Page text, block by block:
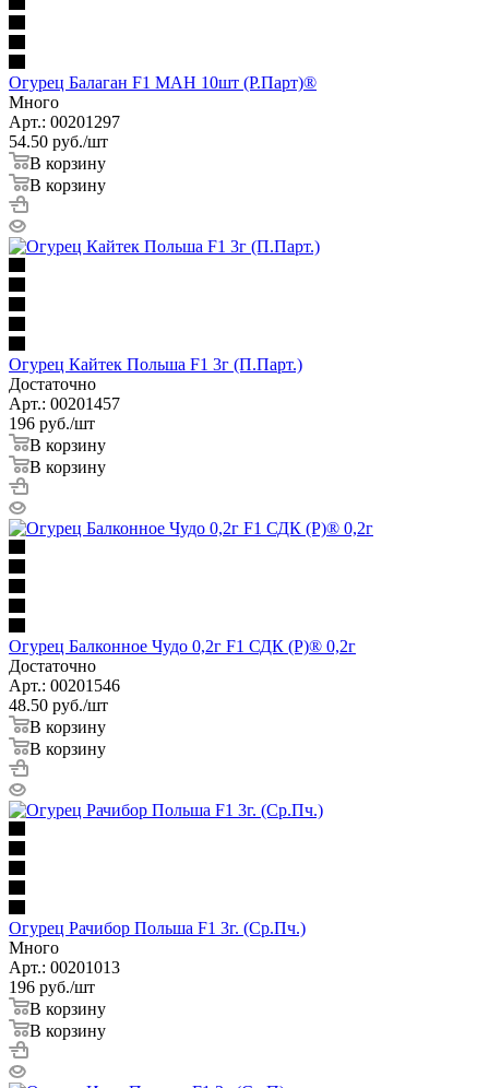
Огурец Балаган F1 МАН 10шт (Р.Парт)®
Много
Арт.: 00201297
54.50 руб./шт
В корзину
В корзину
Огурец Кайтек Польша F1 3г (П.Парт.)
Достаточно
Арт.: 00201457
196 руб./шт
В корзину
В корзину
Огурец Балконное Чудо 0,2г F1 СДК (Р)® 0,2г
Достаточно
Арт.: 00201546
48.50 руб./шт
В корзину
В корзину
Огурец Рачибор Польша F1 3г. (Ср.Пч.)
Много
Арт.: 00201013
196 руб./шт
В корзину
В корзину